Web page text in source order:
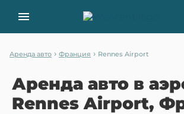
Аренда авто › Франция › Rennes Airport
Аренда авто в
Rennes Airport,